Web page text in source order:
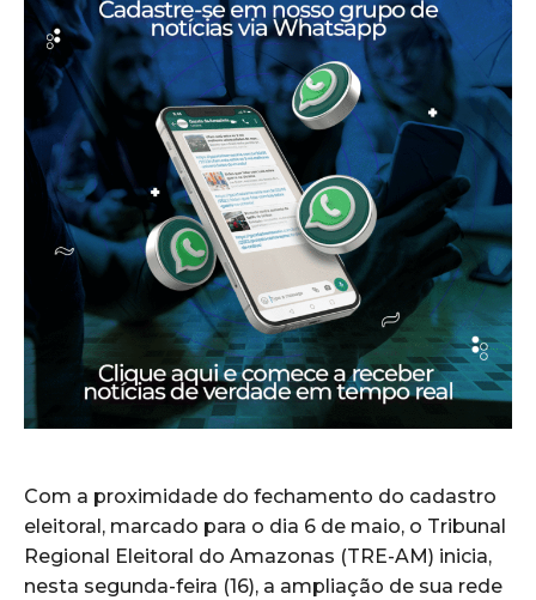
Com a proximidade do fechamento do cadastro
eleitoral, marcado para o dia 6 de maio, o Tribunal
Regional Eleitoral do Amazonas (TRE-AM) inicia,
nesta segunda-feira (16), a ampliação de sua rede